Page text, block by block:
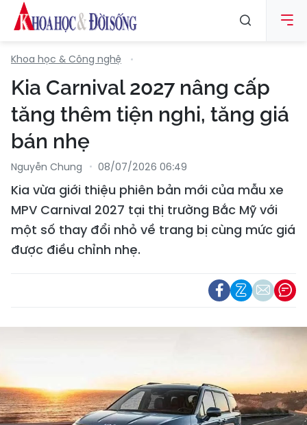
Khoa học & Công nghệ
Kia Carnival 2027 nâng cấp
tăng thêm tiện nghi, tăng giá
bán nhẹ
Nguyễn Chung 08/07/2026 06:49
Kia vừa giới thiệu phiên bản mới của mẫu xe
MPV Carnival 2027 tại thị trường Bắc Mỹ với
một số thay đổi nhỏ về trang bị cùng mức giá
được điều chỉnh nhẹ.